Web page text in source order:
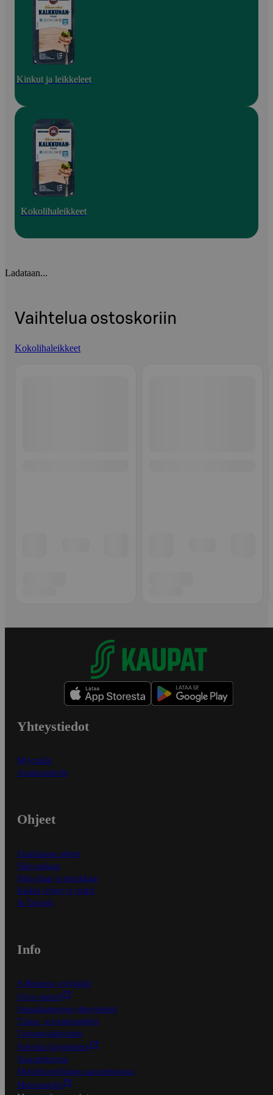
Kinkut ja leikkeleet
Kokolihaleikkeet
Ladataan...
Vaihtelua ostoskoriin
Kokolihaleikkeet
Yhteystiedot
Myymälät
Asiakaspalvelu
Ohjeet
Ensitilaajan ohjeet
Näin maksat
Näin tilaat ja muokkaat
Kaikki ohjeet ja vinkit
In English
Info
S-Business yrityksille
Oiva-raportit
Osuuskauppojen yhteystiedot
Tilaus- ja toimitusehdot
Tietosuojakäytäntö
Palvelun käyttöehdot
Saavutettavuus
Mobiilisovelluksen saavutettavuus
Mainostajalle